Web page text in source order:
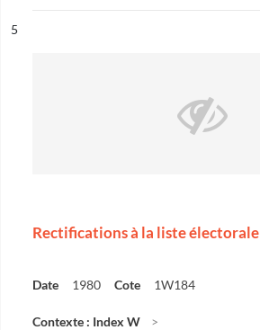
n°
5
Rectifications à la liste électorale
Date 1980 Cote 1W184
Contexte : Index W